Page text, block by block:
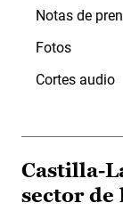
Notas de
Fotos
Cortes audio
Castilla-
sector de